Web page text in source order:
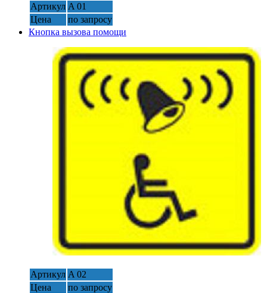
Артикул A 01
Цена
по запросу
Кнопка вызова помощи
Артикул A 02
Цена
по запросу